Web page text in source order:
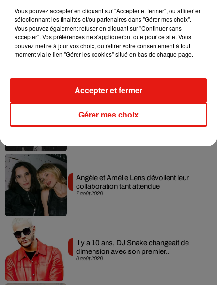
hâte d’y retourner dès que les supporters seront de nouveau
autorisés à entrer dans les stades", a de son côté déclaré Ed
Sheeran.
Musique
7 août 2026
RÜFÜS DU SOL annonce un nouvel
7 août 2026
Angèle et Amélie Lens dévoilent leur
collaboration tant attendue
6 août 2026
Il y a 10 ans, DJ Snake changeait de
dimension avec son premier...
Vous pouvez accepter en cliquant sur "Accepter et fermer", ou affiner en
sélectionnant les finalités et/ou partenaires dans "Gérer mes choix".
Vous pouvez également refuser en cliquant sur "Continuer sans
accepter". Vos préférences ne s'appliqueront que pour ce site. Vous
pouvez mettre à jour vos choix, ou retirer votre consentement à tout
moment via le lien "Gérer les cookies" situé en bas de chaque page.
Gérer mes choix
Accepter et fermer